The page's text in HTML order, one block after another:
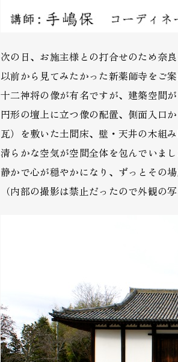
次の日、お施主様との打合せのため奈
以前から見てみたかった新薬師寺をご案
十二神将の像が有名ですが、建築空間
円形の壇上に立つ像の配置、側面入口
瓦）を敷いた土間床、壁・天井の木組
清らかな空気が空間全体を包んでいまし
静かで心が穏やかになり、ずっとその
（内部の撮影は禁止だったので外観の